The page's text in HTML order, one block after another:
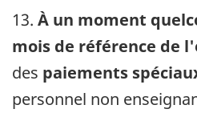
13. À un moment
mois de référence de
des paiements
personnel non